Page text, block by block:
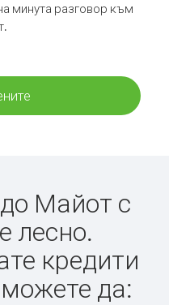
минута разговор към
Майот с
лесно.
кредити
да: